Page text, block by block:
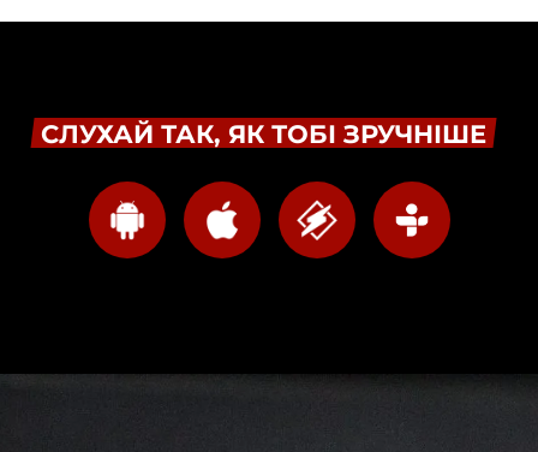
СЛУХАЙ ТАК, ЯК ТОБІ ЗРУЧНІШЕ